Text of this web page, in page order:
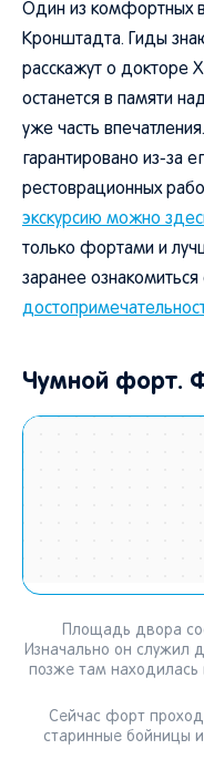
Один из комфортных
Кронштадта. Гиды
расскажут о докторе
останется в памяти
уже часть
гарантировано из-за
рестоврационных
экскурсию можно
только фортами и
заранее ознакомиться
Чумной форт.
Площадь двора
Изначально он служил
позже там находилась
Сейчас форт
старинные бойницы